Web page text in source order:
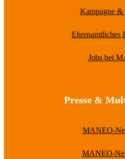
Kampagne &
Ehrenamtliches
Jobs bei
Presse &
MANEO-
MANEO-